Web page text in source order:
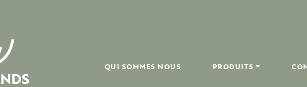
QUI SOMMES NOUS PRODUITS